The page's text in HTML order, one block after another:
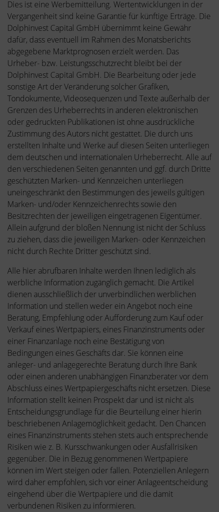
Dies ist eine Werbemitteilung. Wertentwicklungen in der
Vergangenheit sind keine Garantie für künftige Erträge. Die
Dolphinvest Capital GmbH übernimmt keine Gewähr
dafür, dass eventuell im Rahmen des Monatsberichts
abgegebene Marktprognosen erzielt werden. Das
Urheber- bzw. Leistungsschutzrecht bleibt bei der
Dolphinvest Capital GmbH. Die Bearbeitung oder jede
sonstige Art der Veränderung solcher Grafiken,
Tondokumente, Videosequenzen und Texte außerhalb der
Grenzen des Urheberrechts in anderen elektronischen
oder gedruckten Publikationen ist ohne ausdrückliche
Zustimmung des Autors nicht gestattet. Die durch uns
erstellten Inhalte und Werke auf diesen Seiten unterliegen
dem deutschen und internationalen Urheberrecht. Alle auf
den verschiedenen Seiten genannten und ggf. durch Dritte
geschützten Marken- und Kennzeichen unterliegen
uneingeschränkt den Bestimmungen des jeweils gültigen
Marken- und/oder Kennzeichenrechts sowie den
Besitzrechten der jeweiligen eingetragenen Eigentümer.
Allein aufgrund der bloßen Nennung ist nicht der Schluss
zu ziehen, dass die jeweiligen Marken- oder Kennzeichen
nicht durch Rechte Dritter geschützt sind.
Alle hier abrufbaren Inhalte werden Ihnen lediglich als
werbliche Information zugänglich gemacht. Die Artikel
dienen ausschließlich der unverbindlichen werblichen
Information und stellen weder ein Angebot noch eine
Beratung, Empfehlung oder Aufforderung zum Kauf oder
Verkauf eines Wertpapiers, eines Finanzinstruments oder
einer Finanzanlage noch eine Bestätigung von
Bedingungen eines Geschäfts dar. Sie können eine
anleger- und anlagegerechte Beratung durch Ihre Bank
oder einen anderen unabhängigen Finanzberater vor dem
Abschluss eines Wertpapiergeschäfts nicht ersetzen. Diese
Information stellt keinen Prospekt dar und ist nicht als
Entscheidungsgrundlage für die Beurteilung einer hierin
beschriebenen Anlagemöglichkeit gedacht. Den Chancen
eines Finanzinstruments stehen stets auch entsprechende
Risiken wie z. B. Kursschwankungen oder Ausfallrisiken
gegenüber. Die in Bezug genommenen Wertpapiere
können im Wert steigen oder fallen. Potenziellen Anlegern
wird daher empfohlen, sich vor einer Anlageentscheidung
eingehend über die Wertpapiere und die damit
verbundenen Risiken zu informieren.